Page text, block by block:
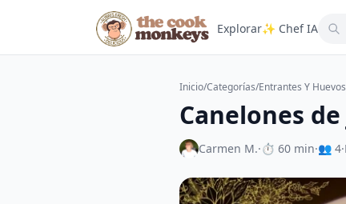
Explorar✨ Chef IA
Inicio/Categorías/Entrantes Y Huevos
Canelones
Carmen M.·⏱ 60 min·👥 4·